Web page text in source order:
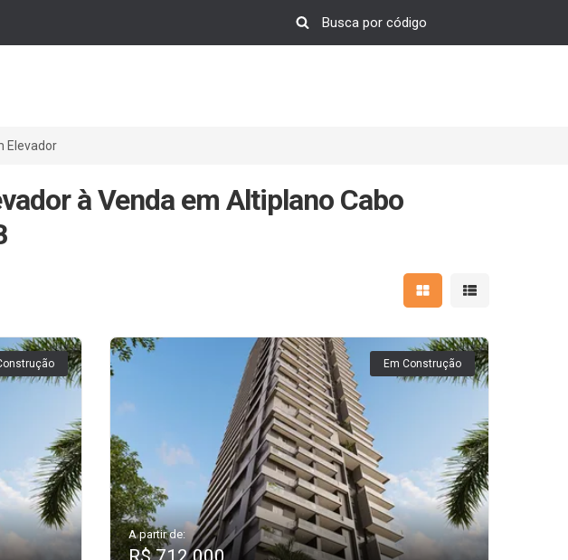
Elevador
à Venda em Altiplano Cabo
Mostrar resultados em
Mostrar
Em Construção
A partir de: